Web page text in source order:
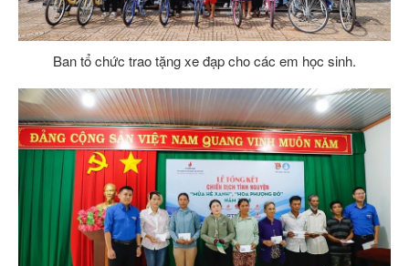
Ban tổ chức trao tặng xe đạp cho các em học sinh.